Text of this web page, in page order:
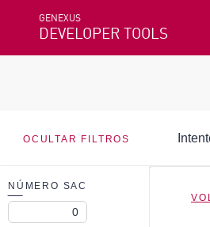
GENEXUS
DEVELOPER TOOLS